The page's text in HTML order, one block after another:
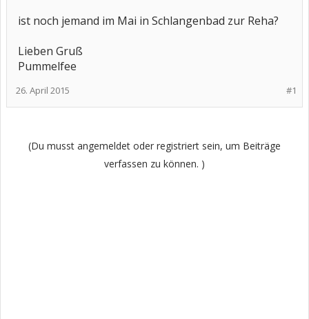
ist noch jemand im Mai in Schlangenbad zur Reha?
Lieben Gruß
Pummelfee
#1
26. April 2015
(Du musst angemeldet oder registriert sein, um Beiträge
verfassen zu können. )